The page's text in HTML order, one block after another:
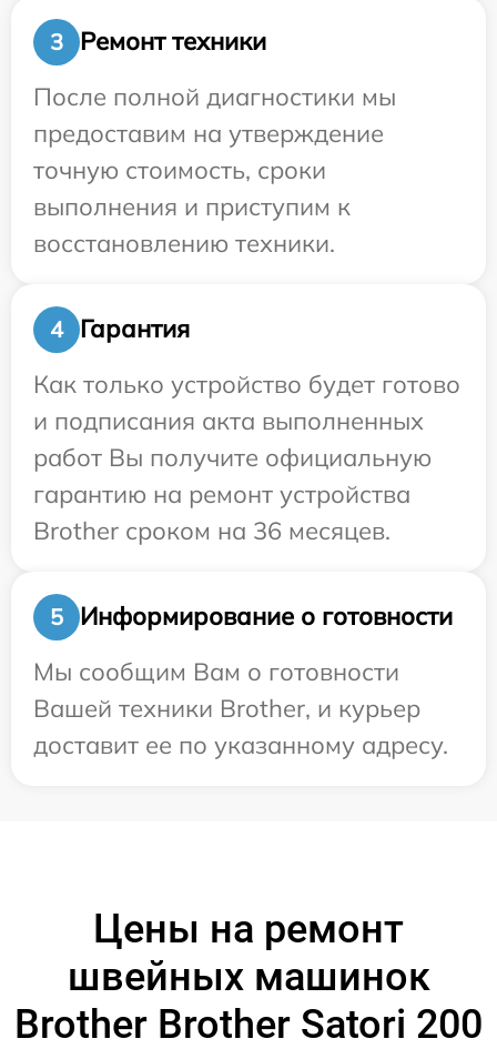
3
Ремонт техники
После полной диагностики мы
предоставим на утверждение
точную стоимость, сроки
выполнения и приступим к
восстановлению техники.
4
Гарантия
Как только устройство будет готово
и подписания акта выполненных
работ Вы получите официальную
гарантию на ремонт устройства
Brother сроком на 36 месяцев.
5
Информирование о готовности
Мы сообщим Вам о готовности
Вашей техники Brother, и курьер
доставит ее по указанному адресу.
Цены на ремонт
швейных машинок
Brother Brother Satori 200